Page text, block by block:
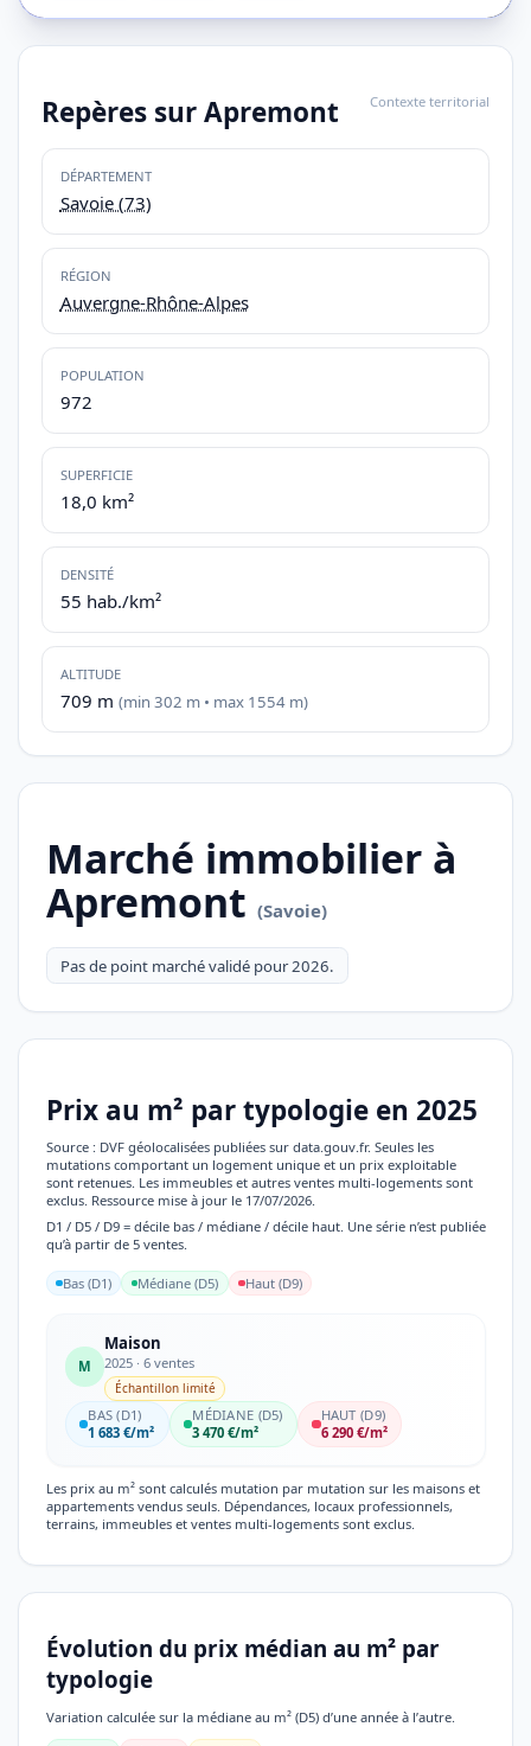
Repères sur Apremont Contexte territorial
DÉPARTEMENT
Savoie (73)
RÉGION
Auvergne-Rhône-Alpes
POPULATION
972
SUPERFICIE
18,0 km²
DENSITÉ
55 hab./km²
ALTITUDE
709 m (min 302 m • max 1554 m)
Marché immobilier à
Apremont (Savoie)
Pas de point marché validé pour 2026.
Prix au m² par typologie en 2025
Source : DVF géolocalisées publiées sur data.gouv.fr. Seules les
mutations comportant un logement unique et un prix exploitable
sont retenues. Les immeubles et autres ventes multi-logements sont
exclus. Ressource mise à jour le 17/07/2026.
D1 / D5 / D9 = décile bas / médiane / décile haut. Une série n’est publiée
qu’à partir de 5 ventes.
Bas (D1) Médiane (D5) Haut (D9)
M
Maison
2025 · 6 ventes
Échantillon limité
BAS (D1)
1 683 €/m²
MÉDIANE (D5)
3 470 €/m²
HAUT (D9)
6 290 €/m²
Les prix au m² sont calculés mutation par mutation sur les maisons et
appartements vendus seuls. Dépendances, locaux professionnels,
terrains, immeubles et ventes multi-logements sont exclus.
Évolution du prix médian au m² par
typologie
Variation calculée sur la médiane au m² (D5) d’une année à l’autre.